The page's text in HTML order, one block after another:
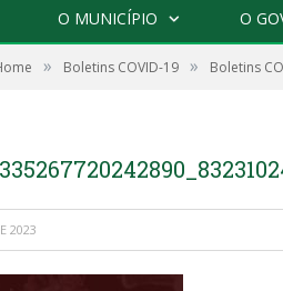
O MUNICÍPIO O
» Boletins COVID-19 » Boletins
2023